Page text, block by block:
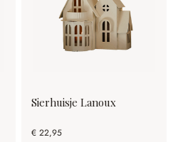
Sierhuisje Lanoux
€ 22,95